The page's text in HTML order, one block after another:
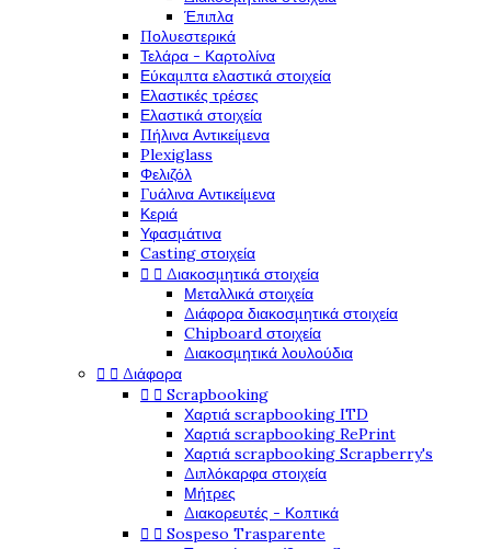
Έπιπλα
Πολυεστερικά
Τελάρα - Καρτολίνα
Εύκαμπτα ελαστικά στοιχεία
Ελαστικές τρέσες
Ελαστικά στοιχεία
Πήλινα Αντικείμενα
Plexiglass
Φελιζόλ
Γυάλινα Αντικείμενα
Κεριά
Υφασμάτινα
Casting στοιχεία
  Διακοσμητικά στοιχεία
Μεταλλικά στοιχεία
Διάφορα διακοσμητικά στοιχεία
Chipboard στοιχεία
Διακοσμητικά λουλούδια
  Διάφορα
  Scrapbooking
Χαρτιά scrapbooking ITD
Χαρτιά scrapbooking RePrint
Χαρτιά scrapbooking Scrapberry's
Διπλόκαρφα στοιχεία
Μήτρες
Διακορευτές - Κοπτικά
  Sospeso Trasparente